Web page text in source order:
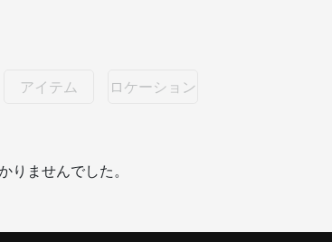
アイテム ロケーション
りませんでした。